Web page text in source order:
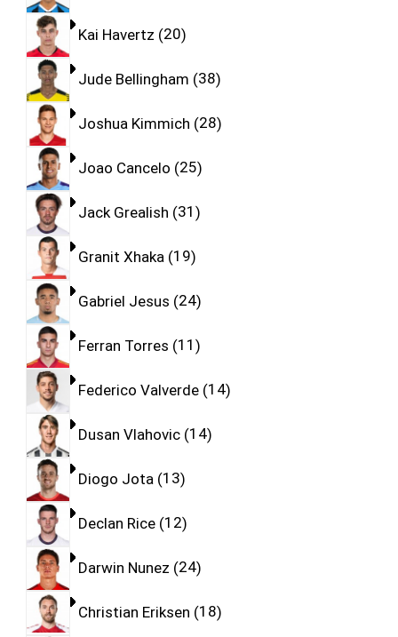
Kai Havertz 20
Jude Bellingham 38
Joshua Kimmich 28
Joao Cancelo 25
Jack Grealish 31
Granit Xhaka 19
Gabriel Jesus 24
Ferran Torres 11
Federico Valverde 14
Dusan Vlahovic 14
Diogo Jota 13
Declan Rice 12
Darwin Nunez 24
Christian Eriksen 18